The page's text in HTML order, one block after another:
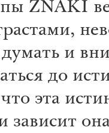
ZNAKI
и
до
эта
зависит